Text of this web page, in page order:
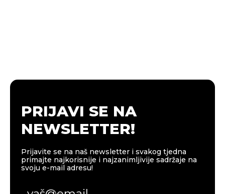
PRIJAVI SE NA
NEWSLETTER!
Prijavite se na naš newsletter i svakog tjedna
primajte najkorisnije i najzanimljivije sadržaje na
svoju e-mail adresu!